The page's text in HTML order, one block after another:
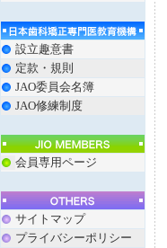
設立趣意書
定款・規則
JAO委員会名簿
JAO修練制度
会員専用ページ
サイトマップ
プライバシーポリシー